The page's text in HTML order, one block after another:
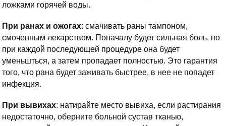
ложками горячей воды.
При ранах и ожогах: смачивать раны тампоном,
смоченным лекарством. Поначалу будет сильная боль, но
при каждой последующей процедуре она будет
уменьшться, а затем пропадает полностью. Это гарантия
того, что рана будет заживать быстрее, в нее не попадет
инфекция.
При вывихах: натирайте место вывиха, если растирания
недостаточно, оберните больной сустав тканью,